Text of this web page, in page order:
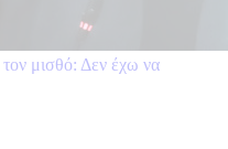
τον μισθό: Δεν έχω να